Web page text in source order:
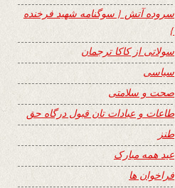
سروده آتش { سوگنامه شهید فرخنده
}
سولاتی از کاکا ترجمان
سیاسی
صحت و سلامتی
طاعات و عبادات تان قبول درگاه حق
طنز
عید همه مبارک
فراخوان ها